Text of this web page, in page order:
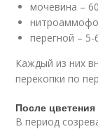
мочевина –
перегной – 5-
Каждый из них
перекопки по
После цветения
В период